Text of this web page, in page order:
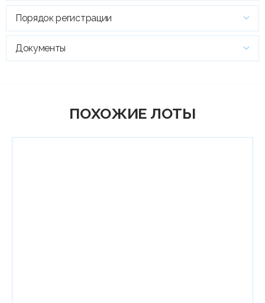
Порядок регистрации
Документы
ПОХОЖИЕ ЛОТЫ